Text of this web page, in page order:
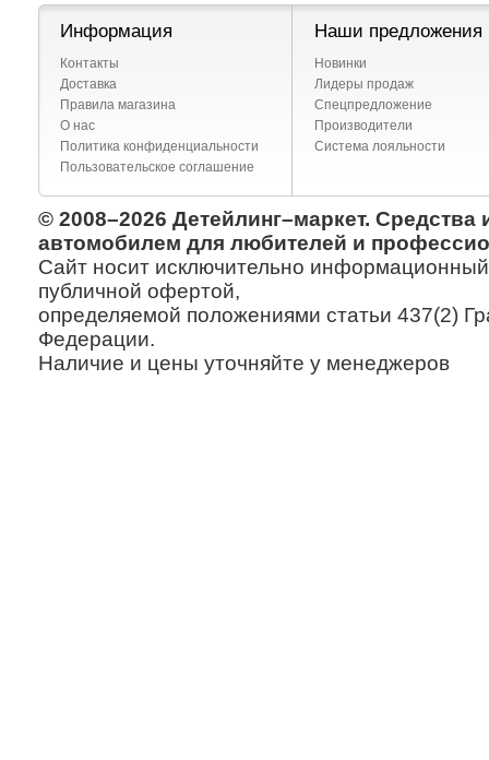
Информация
Контакты
Доставка
Правила магазина
О нас
Политика конфиденциальности
Пользовательское соглашение
Наши предложения
Новинки
Лидеры продаж
Спецпредложение
Производители
Система лояльности
© 2008–2026 Детейлинг–маркет. Средства
автомобилем для любителей и
Сайт носит исключительно информационный
публичной офертой,
определяемой положениями статьи 437(2)
Федерации.
Наличие и цены уточняйте у менеджеров